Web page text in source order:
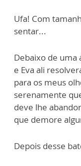
Ufa! Com
sentar...
Debaixo de
e Eva ali
para os meus
serenamente
deve lhe
que demore
Depois desse